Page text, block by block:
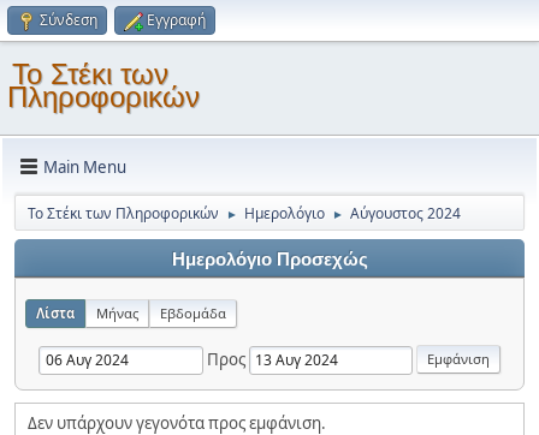
Σύνδεση Εγγραφή
Το Στέκι των
Πληροφορικών
Main Menu
Το Στέκι των Πληροφορικών ► Ημερολόγιο ► Αύγουστος 2024
Ημερολόγιο Προσεχώς
Λίστα Μήνας Εβδομάδα
Προς
Δεν υπάρχουν γεγονότα προς εμφάνιση.